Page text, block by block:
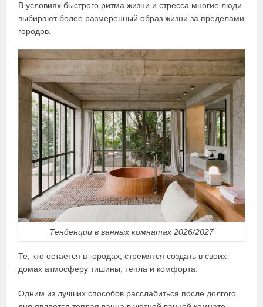
В условиях быстрого ритма жизни и стресса многие люди
выбирают более размеренный образ жизни за пределами
городов.
Тенденции в ванных комнатах 2026/2027
Те, кто остается в городах, стремятся создать в своих
домах атмосферу тишины, тепла и комфорта.
Одним из лучших способов расслабиться после долгого